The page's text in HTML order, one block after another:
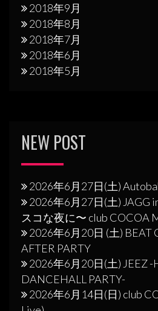
2018年9月
2018年8月
2018年7月
2018年6月
2018年5月
NEW POST
2026年6月27日(土)
2026年6月27日(土) JAGG
スコな夜に〜 club COCOA
2026年6月20日 (土) BEAT
AFTER PARTY
2026年6月20日(土) JEEZ -
DANCEHALL PARTY-
2026年6月14日(日) club